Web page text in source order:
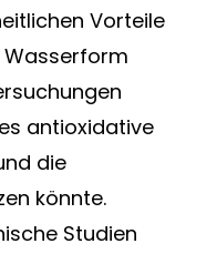
Vorteile
Wasserform
antioxidative
die
könnte.
Studien